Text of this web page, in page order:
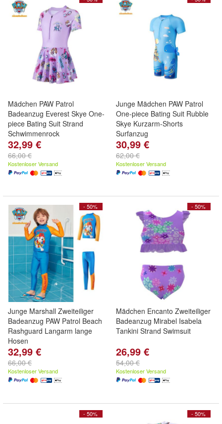
Mädchen PAW Patrol
Badeanzug Everest Skye One-
piece Bating Suit Strand
Schwimmenrock
32,99 €
66,00 €
Kostenloser Versand
Junge Mädchen PAW Patrol
One-piece Bating Suit Rubble
Skye Kurzarm-Shorts
Surfanzug
30,99 €
62,00 €
Kostenloser Versand
- 50%
Junge Marshall Zweiteiliger
Badeanzug PAW Patrol Beach
Rashguard Langarm lange
Hosen
32,99 €
66,00 €
Kostenloser Versand
- 50%
Mädchen Encanto Zweiteiliger
Badeanzug Mirabel Isabela
Tankini Strand Swimsuit
26,99 €
54,00 €
Kostenloser Versand
- 50% - 50%